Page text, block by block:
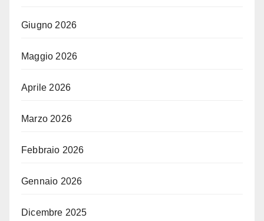
Giugno 2026
Maggio 2026
Aprile 2026
Marzo 2026
Febbraio 2026
Gennaio 2026
Dicembre 2025